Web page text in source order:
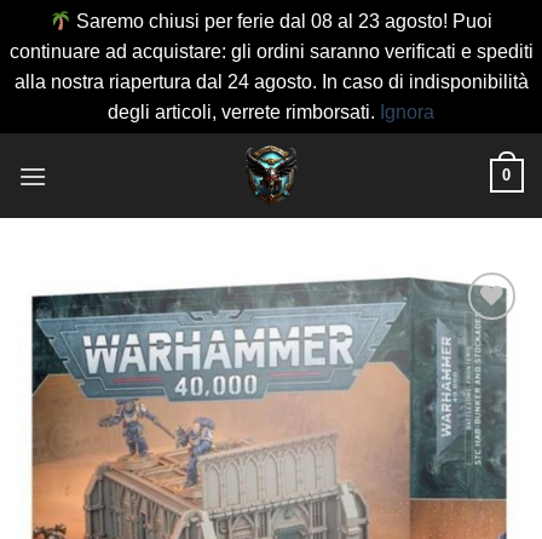
Saremo chiusi per ferie dal 08 al 23 agosto! Puoi
continuare ad acquistare: gli ordini saranno verificati e spediti
alla nostra riapertura dal 24 agosto. In caso di indisponibilità
degli articoli, verrete rimborsati. Ignora
0
Aggiungi
alla lista
dei
desideri